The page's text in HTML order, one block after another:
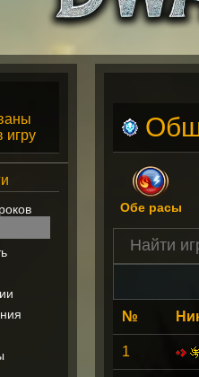
игру
Обе расы
№
1